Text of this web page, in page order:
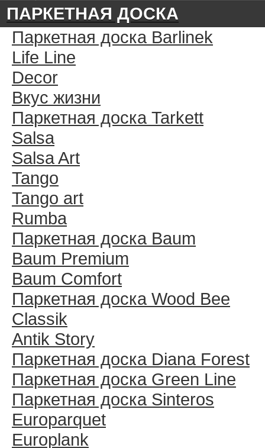
ПАРКЕТНАЯ ДОСКА
Паркетная доска Barlinek
Life Line
Decor
Вкус жизни
Паркетная доска Tarkett
Salsa
Salsa Art
Tango
Tango art
Rumba
Паркетная доска Baum
Baum Premium
Baum Comfort
Паркетная доска Wood Bee
Classik
Antik Story
Паркетная доска Diana Forest
Паркетная доска Green Line
Паркетная доска Sinteros
Europarquet
Europlank